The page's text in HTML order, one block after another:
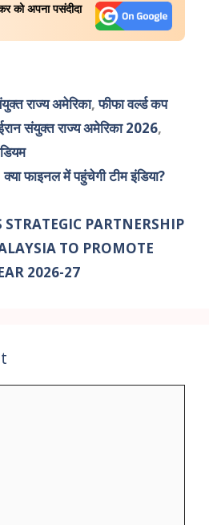
को अपना पसंदीदा
राज्य अमेरिका,फीफा वर्ल्ड कप
संयुक्त राज्य अमेरिका 2026,
फाइनल में पहुंचेगी टीम इंडिया?
STRATEGIC PARTNERSHIP
TO PROMOTE
2026-27